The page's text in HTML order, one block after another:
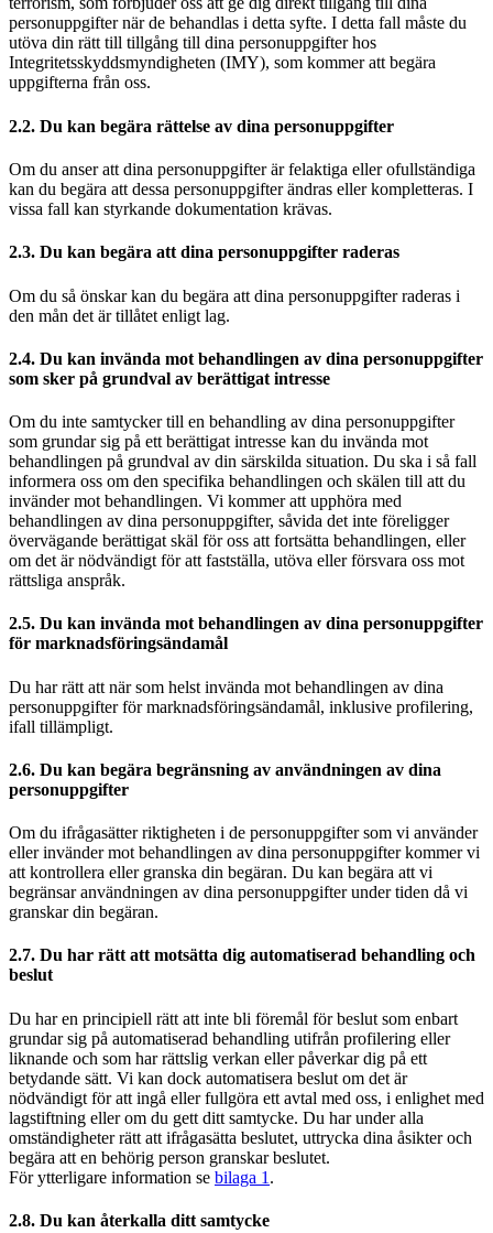
personuppgifter när de behandlas i detta syfte. I detta fall måste du
utöva din rätt till tillgång till dina personuppgifter hos
Integritetsskyddsmyndigheten (IMY), som kommer att begära
uppgifterna från oss.
2.2. Du kan begära rättelse av dina personuppgifter
Om du anser att dina personuppgifter är felaktiga eller ofullständiga
kan du begära att dessa personuppgifter ändras eller kompletteras. I
vissa fall kan styrkande dokumentation krävas.
2.3. Du kan begära att dina personuppgifter raderas
Om du så önskar kan du begära att dina personuppgifter raderas i
den mån det är tillåtet enligt lag.
2.4. Du kan invända mot behandlingen av dina personuppgifter
som sker på grundval av berättigat intresse
Om du inte samtycker till en behandling av dina personuppgifter
som grundar sig på ett berättigat intresse kan du invända mot
behandlingen på grundval av din särskilda situation. Du ska i så fall
informera oss om den specifika behandlingen och skälen till att du
invänder mot behandlingen. Vi kommer att upphöra med
behandlingen av dina personuppgifter, såvida det inte föreligger
övervägande berättigat skäl för oss att fortsätta behandlingen, eller
om det är nödvändigt för att fastställa, utöva eller försvara oss mot
rättsliga anspråk.
2.5. Du kan invända mot behandlingen av dina personuppgifter
för marknadsföringsändamål
Du har rätt att när som helst invända mot behandlingen av dina
personuppgifter för marknadsföringsändamål, inklusive profilering,
ifall tillämpligt.
2.6. Du kan begära begränsning av användningen av dina
personuppgifter
Om du ifrågasätter riktigheten i de personuppgifter som vi använder
eller invänder mot behandlingen av dina personuppgifter kommer vi
att kontrollera eller granska din begäran. Du kan begära att vi
begränsar användningen av dina personuppgifter under tiden då vi
granskar din begäran.
2.7. Du har rätt att motsätta dig automatiserad behandling och
beslut
Du har en principiell rätt att inte bli föremål för beslut som enbart
grundar sig på automatiserad behandling utifrån profilering eller
liknande och som har rättslig verkan eller påverkar dig på ett
betydande sätt. Vi kan dock automatisera beslut om det är
nödvändigt för att ingå eller fullgöra ett avtal med oss, i enlighet med
lagstiftning eller om du gett ditt samtycke. Du har under alla
omständigheter rätt att ifrågasätta beslutet, uttrycka dina åsikter och
begära att en behörig person granskar beslutet.
För ytterligare information se bilaga 1 .
2.8. Du kan återkalla ditt samtycke